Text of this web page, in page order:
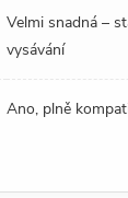
Velmi snadná –
vysávání
Ano, plně